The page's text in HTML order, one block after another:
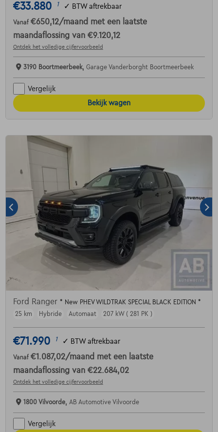
€33.880 1 ✓ BTW aftrekbaar
Vanaf €650,12/maand met een laatste
maandaflossing van €9.120,12
Ontdek het volledige cijfervoorbeeld
3190 Boortmeerbeek, Garage Vanderborght Boortmeerbeek
Vergelijk
Bekijk wagen
Ford Ranger * New PHEV WILDTRAK SPECIAL BLACK EDITION *
25 km
Hybride Automaat 207 kW ( 281 PK )
€71.990 1 ✓ BTW aftrekbaar
Vanaf €1.087,02/maand met een laatste
maandaflossing van €22.684,02
Ontdek het volledige cijfervoorbeeld
1800 Vilvoorde, AB Automotive Vilvoorde
Vergelijk